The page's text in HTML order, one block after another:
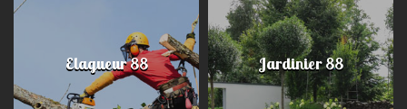
Elagueur 88 Jardinier 88